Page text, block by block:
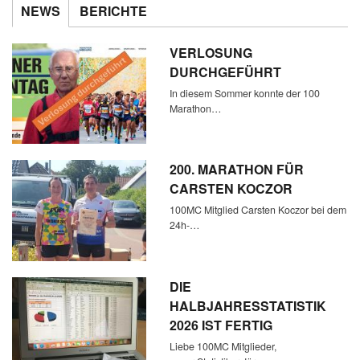
NEWS BERICHTE
VERLOSUNG
DURCHGEFÜHRT
In diesem Sommer konnte der 100
Marathon…
200. MARATHON FÜR
CARSTEN KOCZOR
100MC Mitglied Carsten Koczor bei dem
24h-…
DIE
HALBJAHRESSTATISTIK
2026 IST FERTIG
Liebe 100MC Mitglieder,